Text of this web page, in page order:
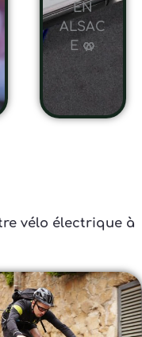
EN
ALSAC
E 🥨
vélo électrique à